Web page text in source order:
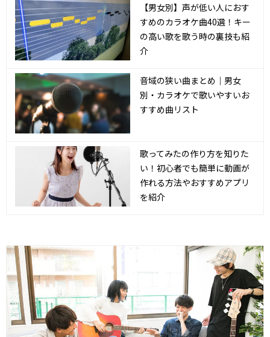
【男女別】声が低い人におす
すめのカラオケ曲40選！キー
の高い歌を歌う時の裏技も紹
介
音域の狭い曲まとめ｜男女
別・カラオケで歌いやすいお
すすめ曲リスト
歌ってみたの作り方を知りた
い！初心者でも簡単に動画が
作れる方法やおすすめアプリ
を紹介